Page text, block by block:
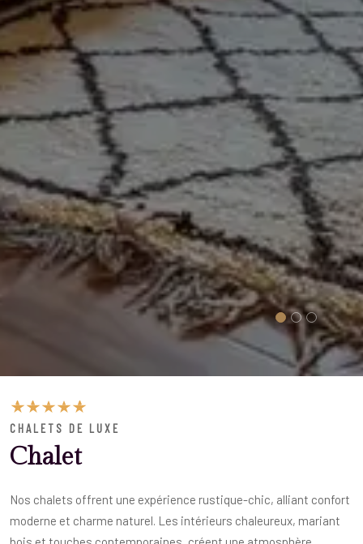
CHALETS DE LUXE
Chalet
Nos chalets offrent une expérience rustique-chic, alliant confort
moderne et charme naturel. Les intérieurs chaleureux, mariant